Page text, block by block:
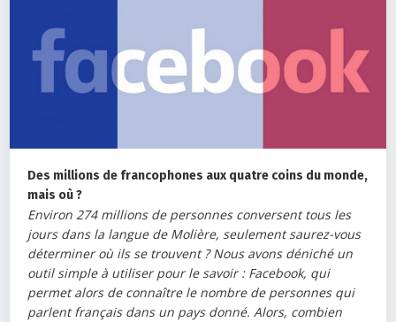
Des millions de francophones aux quatre coins du monde,
mais où ?
Environ 274 millions de personnes conversent tous les
jours dans la langue de Molière, seulement saurez-vous
déterminer où ils se trouvent ? Nous avons déniché un
outil simple à utiliser pour le savoir : Facebook, qui
permet alors de connaître le nombre de personnes qui
parlent français dans un pays donné. Alors, combien